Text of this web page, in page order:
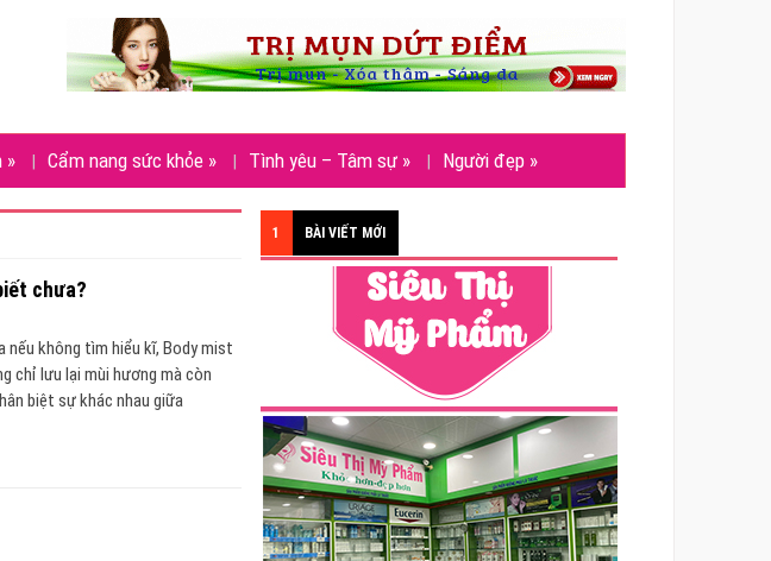
» Cẩm nang sức khỏe » Tình yêu – Tâm sự » Người đẹp »
chưa?
không tìm hiểu kĩ, Body mist
chỉ lưu lại mùi hương mà còn
biệt sự khác nhau giữa
1 BÀI VIẾT MỚI